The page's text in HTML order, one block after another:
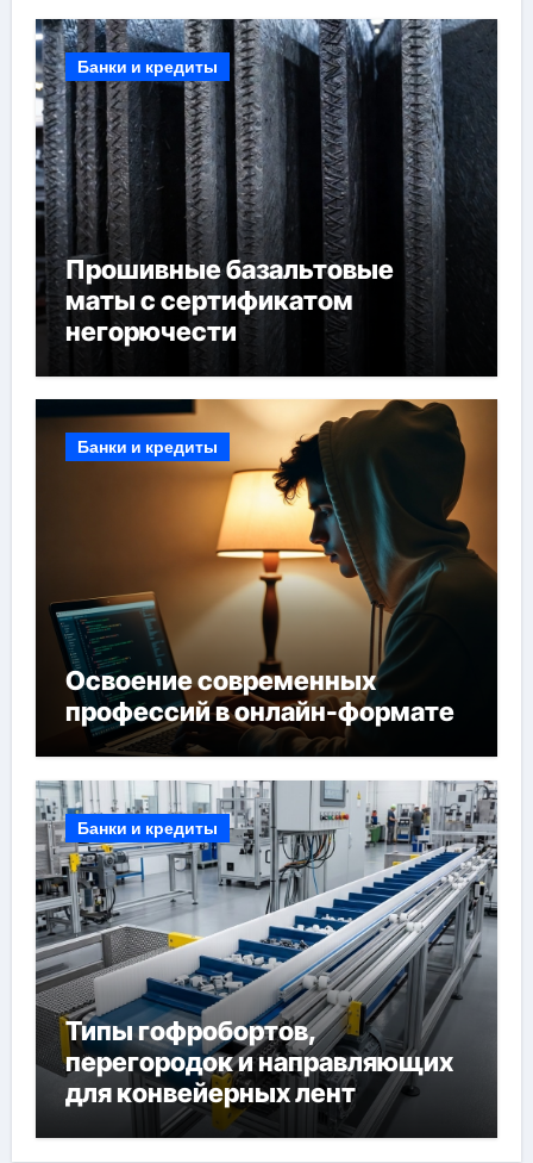
Банки и кредиты
Прошивные базальтовые
маты с сертификатом
негорючести
Банки и кредиты
Освоение современных
профессий в онлайн-формате
Банки и кредиты
Типы гофробортов,
перегородок и направляющих
для конвейерных лент